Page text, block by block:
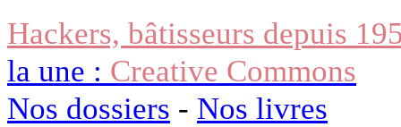
Hackers, bâtisseurs depuis
la une : Creative Commons
Nos dossiers - Nos livres